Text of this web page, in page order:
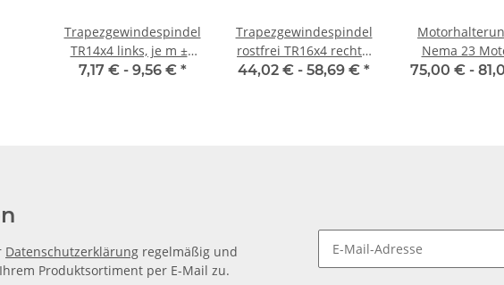
Trapezgewindespindel
TR14x4 links, je m ±2
mm
7,17 € - 9,56 € *
Trapezgewindespindel
rostfrei TR16x4 rechts,
je m ±2 mm
44,02 € - 58,69 € *
Nema 23
75,00 € -
Datenschutzerklärung regelmäßig und
Produktsortiment per E-Mail zu.